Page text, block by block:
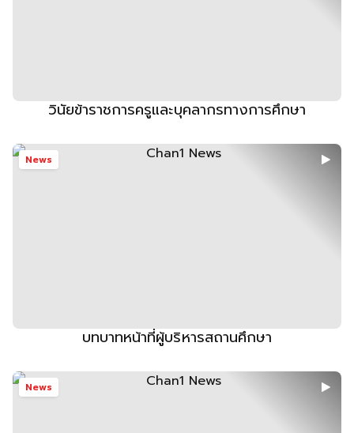
วินัยข้าราชการครูและบุคลากรทางการศึกษา
News
บทบาทหน้าที่ผู้บริหารสถานศึกษา
News